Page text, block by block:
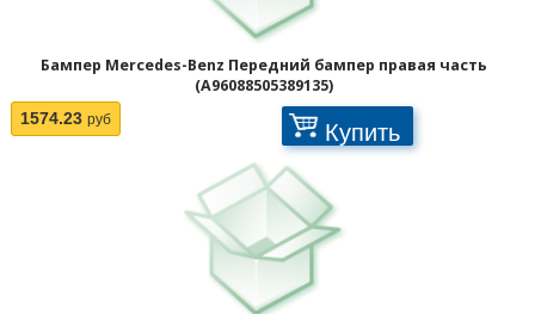
Бампер Mercedes-Benz Передний бампер правая часть
(A96088505389135)
1574.23 руб Купить